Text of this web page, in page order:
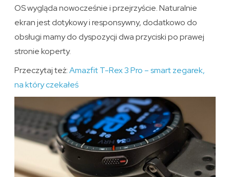
OS wygląda nowocześnie i przejrzyście. Naturalnie
ekran jest dotykowy i responsywny, dodatkowo do
obsługi mamy do dyspozycji dwa przyciski po prawej
stronie koperty.
Przeczytaj też:Amazfit T-Rex 3 Pro – smart zegarek,
na który czekałeś